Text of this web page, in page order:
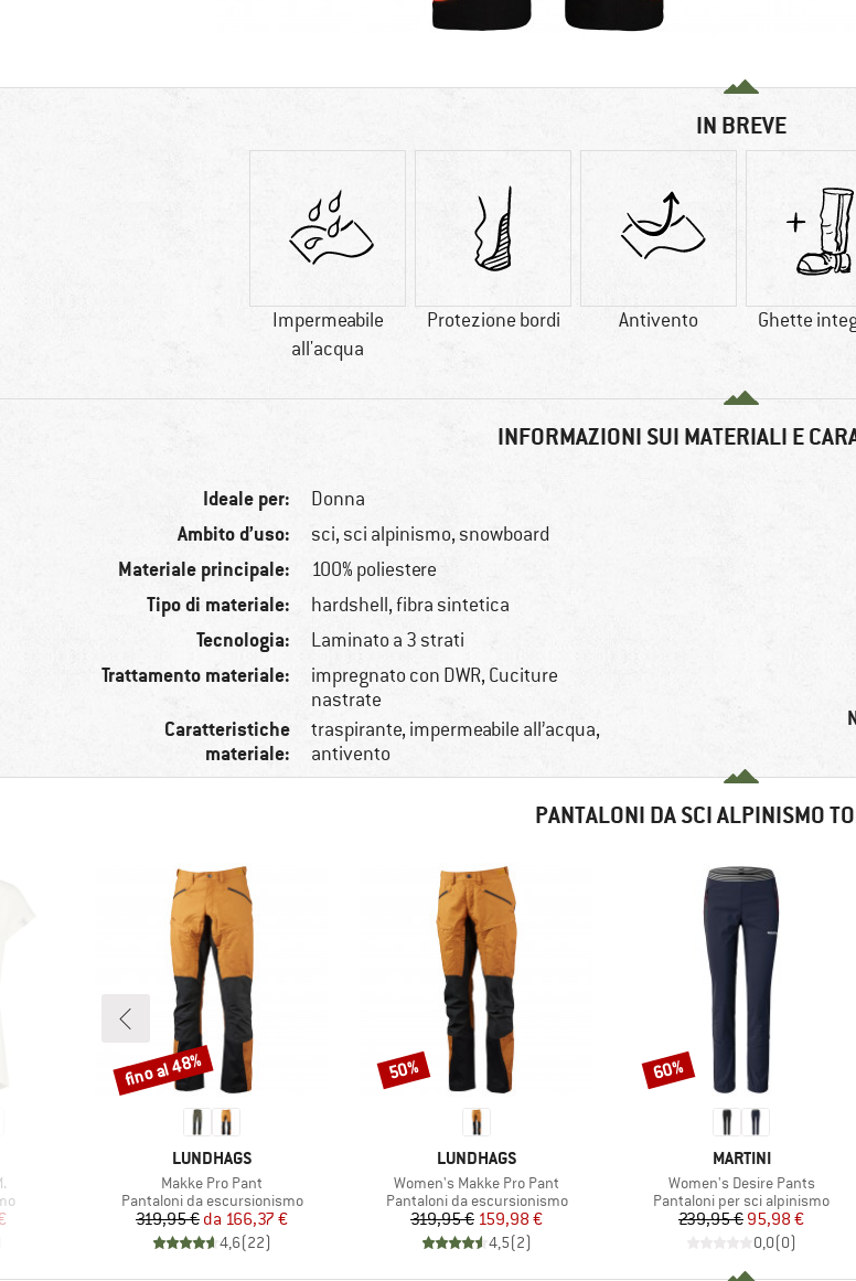
IN BREVE
Impermeabile
all'acqua
Protezione bordi Antivento Ghette
INFORMAZIONI SUI MATERIALI E
Ideale per: Donna
Ambito d’uso: sci, sci alpinismo, snowboard
Materiale principale: 100% poliestere
Tipo di materiale: hardshell, fibra sintetica
Tecnologia: Laminato a 3 strati
Trattamento materiale:
impregnato con DWR, Cuciture
nastrate
Caratteristiche
materiale:
traspirante, impermeabile all’acqua,
antivento
PANTALONI DA SCI ALPINISMO
MARCHIO
LUNDHAGS
Articolo
Makke Pro Pant
Gruppo di prodotti
Pantaloni da escursionismo
Prezzo
319,95 € Prezzo ridotto
da 166,37 €
4,6(22)
Sconto
fino al 48%
MARCHIO
LUNDHAGS
Articolo
Women's Makke Pro Pant
Gruppo di prodotti
Pantaloni da escursionismo
Prezzo
319,95 € Prezzo ridotto
159,98 €
4,5(2)
Sconto
50%
MARCHIO
MARTINI
Articolo
Women's Desire Pants
Gruppo di prodotti
Pantaloni per sci alpinismo
Prezzo
239,95 €Prezzo ridotto
95,98 €
0,0(0)
Sconto
60%